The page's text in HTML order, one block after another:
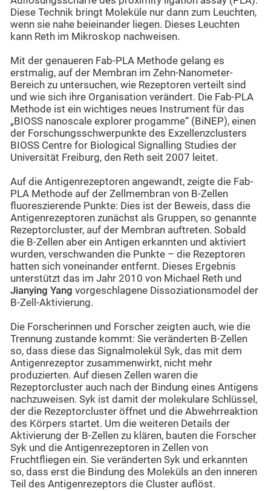
Diese Technik bringt Moleküle nur dann zum Leuchten,
wenn sie nahe beieinander liegen. Dieses Leuchten
kann Reth im Mikroskop nachweisen.
Mit der genaueren Fab-PLA Methode gelang es
erstmalig, auf der Membran im Zehn-Nanometer-
Bereich zu untersuchen, wie Rezeptoren verteilt sind
und wie sich ihre Organisation verändert. Die Fab-PLA
Methode ist ein wichtiges neues Instrument für das
„BIOSS nanoscale explorer progamme“ (BiNEP), einen
der Forschungsschwerpunkte des Exzellenzclusters
BIOSS Centre for Biological Signalling Studies der
Universität Freiburg, den Reth seit 2007 leitet.
Auf die Antigenrezeptoren angewandt, zeigte die Fab-
PLA Methode auf der Zellmembran von B-Zellen
fluoreszierende Punkte: Dies ist der Beweis, dass die
Antigenrezeptoren zunächst als Gruppen, so genannte
Rezeptorcluster, auf der Membran auftreten. Sobald
die B-Zellen aber ein Antigen erkannten und aktiviert
wurden, verschwanden die Punkte – die Rezeptoren
hatten sich voneinander entfernt. Dieses Ergebnis
unterstützt das im Jahr 2010 von Michael Reth und
Jianying Yang vorgeschlagene Dissoziationsmodel der
B-Zell-Aktivierung.
Die Forscherinnen und Forscher zeigten auch, wie die
Trennung zustande kommt: Sie veränderten B-Zellen
so, dass diese das Signalmolekül Syk, das mit dem
Antigenrezeptor zusammenwirkt, nicht mehr
produzierten. Auf diesen Zellen waren die
Rezeptorcluster auch nach der Bindung eines Antigens
nachzuweisen. Syk ist damit der molekulare Schlüssel,
der die Rezeptorcluster öffnet und die Abwehrreaktion
des Körpers startet. Um die weiteren Details der
Aktivierung der B-Zellen zu klären, bauten die Forscher
Syk und die Antigenrezeptoren in Zellen von
Fruchtfliegen ein. Sie veränderten Syk und erkannten
so, dass erst die Bindung des Moleküls an den inneren
Teil des Antigenrezeptors die Cluster auflöst.